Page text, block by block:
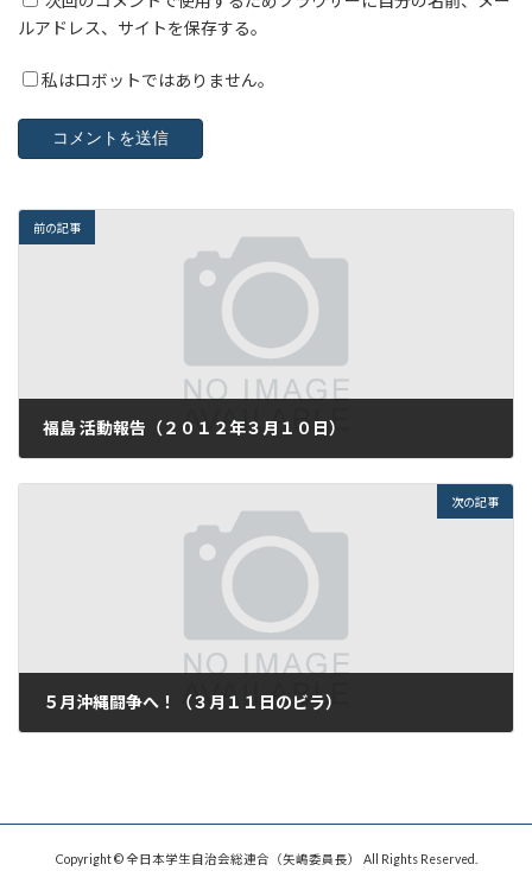
ルアドレス、サイトを保存する。
私はロボットではありません。
前の記事
福島 活動報告（２０１２年３月１０日）
次の記事
５月沖縄闘争へ！（３月１１日のビラ）
Copyright © 全日本学生自治会総連合（矢嶋委員長） All Rights Reserved.